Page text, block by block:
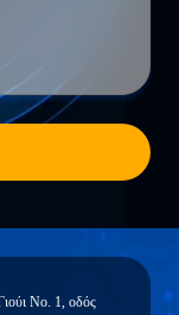
Νο. 1, οδός